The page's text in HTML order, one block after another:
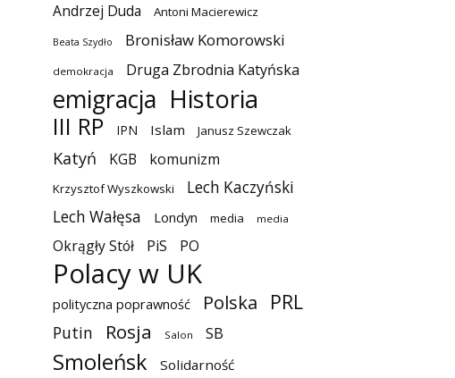
Andrzej Duda Antoni Macierewicz
Beata Szydło Bronisław Komorowski
demokracja Druga Zbrodnia Katyńska
emigracja Historia
III RP IPN Islam Janusz Szewczak
Katyń KGB komunizm
Krzysztof Wyszkowski
Lech Kaczyński
Lech Wałęsa
Londyn media media
Okrągły Stół PiS PO
Polacy w UK
polityczna poprawność Polska PRL
Putin Rosja Salon SB
Smoleńsk Solidarność